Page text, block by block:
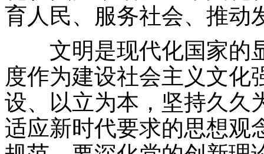
育人民、服务社会、推动
文明是现代化国家的
度作为建设社会主义文化
设、以立为本，坚持久久
适应新时代要求的思想观